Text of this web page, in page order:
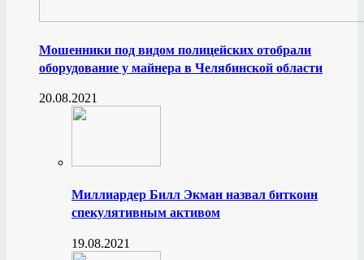
Мошенники под видом полицейских отобрали
оборудование у майнера в Челябинской области
20.08.2021
Миллиардер Билл Экман назвал биткоин
спекулятивным активом
19.08.2021